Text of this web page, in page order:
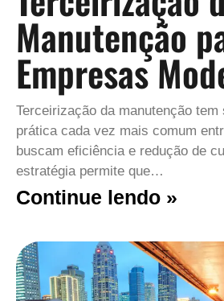
Manutenção
Empresas
Terceirização da manutenção tem
prática cada vez mais comum
buscam eficiência e redução de
estratégia permite que…
Continue lendo »